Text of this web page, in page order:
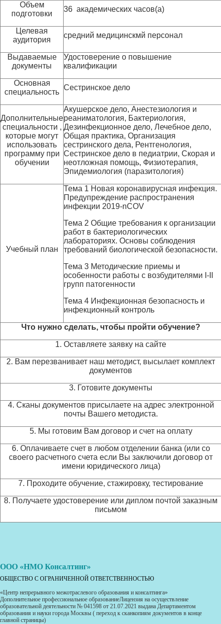
Объем
подготовки
36 академических часов(а)
Целевая
аудитория
средний медицинскмй персонал
Выдаваемые
документы
Удостоверение о повышение
квалификации
Основная
специальность
Сестринское дело
Дополнительные
специальности ,
которые могут
использовать
программу при
обучении
Акушерское дело, Анестезиология и
реаниматология, Бактериология,
Дезинфекционное дело, Лечебное дело,
Общая практика, Организация
сестринского дела, Рентгенология,
Сестринское дело в педиатрии, Скорая и
неотложная помощь, Физиотерапия,
Эпидемиология (паразитология)
Учебный план
Тема 1 Новая коронавирусная инфекция.
Предупреждение распространения
инфекции 2019-nCOV
Тема 2 Общие требования к организации
работ в бактериологических
лабораториях. Основы соблюдения
требований биологической безопасности.
Тема 3 Методические приемы и
особенности работы с возбудителями I-II
групп патогенности
Тема 4 Инфекционная безопасность и
инфекционный контроль
Что нужно сделать, чтобы пройти обучение?
1. Оставляете заявку на сайте
2. Вам перезванивает наш методист, высылает комплект
документов
3. Готовите документы
4. Сканы документов присылаете на адрес электронной
почты Вашего методиста.
5. Мы готовим Вам договор и счет на оплату
6. Оплачиваете счет в любом отделении банка (или со
своего расчетного счета если Вы заключили договор от
имени юридического лица)
7. Проходите обучение, стажировку, тестирование
8. Получаете удостоверение или диплом почтой заказным
письмом
ООО «НМО Консалтинг»
ОБЩЕСТВО С ОГРАНИЧЕННОЙ ОТВЕТСТВЕННОСТЬЮ
«Центр непрерывного межотраслевого образования и консалтинга»
Дополнительное профессиональное образованиеЛицензия на осуществление
образовательной деятельности № 041598 от 21.07.2021 выдана Департаментом
образования и науки города Москвы ( переход к сканкопиям документов в конце
главной страницы)